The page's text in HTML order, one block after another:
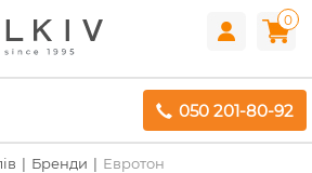
0
050 201-80-92
Бренди Евротон